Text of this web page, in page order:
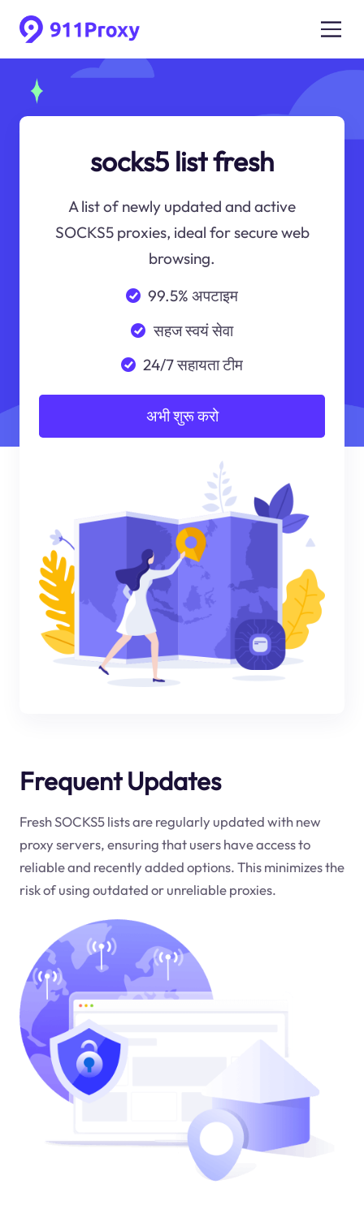
socks5 list fresh
A list of newly updated and active
SOCKS5 proxies, ideal for secure web
browsing.
99.5% अपटाइम
सहज स्वयं सेवा
24/7 सहायता टीम
अभी शुरू करो
Frequent Updates
Fresh SOCKS5 lists are regularly updated with new
proxy servers, ensuring that users have access to
reliable and recently added options. This minimizes the
risk of using outdated or unreliable proxies.